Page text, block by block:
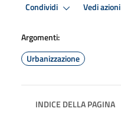
Condividi Vedi azioni
Argomenti:
Urbanizzazione
INDICE DELLA PAGINA